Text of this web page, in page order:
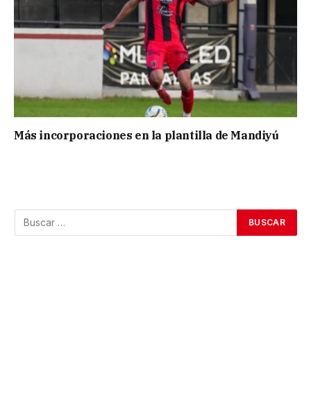
Más incorporaciones en la plantilla de Mandiyú